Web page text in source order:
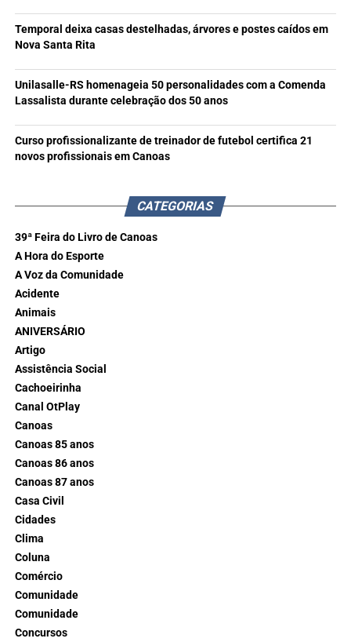
Temporal deixa casas destelhadas, árvores e postes caídos em
Nova Santa Rita
Unilasalle-RS homenageia 50 personalidades com a Comenda
Lassalista durante celebração dos 50 anos
Curso profissionalizante de treinador de futebol certifica 21
novos profissionais em Canoas
CATEGORIAS
39ª Feira do Livro de Canoas
A Hora do Esporte
A Voz da Comunidade
Acidente
Animais
ANIVERSÁRIO
Artigo
Assistência Social
Cachoeirinha
Canal OtPlay
Canoas
Canoas 85 anos
Canoas 86 anos
Canoas 87 anos
Casa Civil
Cidades
Clima
Coluna
Comércio
Comunidade
Comunidade
Concursos